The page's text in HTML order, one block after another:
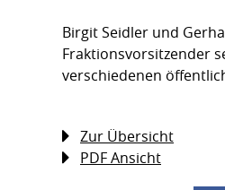
Birgit Seidler und
Fraktionsvorsitzender
verschiedenen
Zur Übersicht
PDF Ansicht